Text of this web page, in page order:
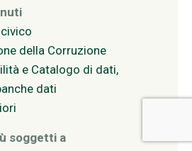
della Corruzione
e Catalogo di dati,
dati
soggetti a